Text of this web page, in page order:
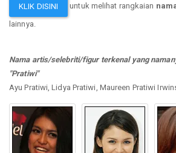
KLIK DISINI untuk melihat rangkaian
lainnya.
Nama artis/selebriti/figur terkenal yang
"Pratiwi"
Ayu Pratiwi, Lidya Pratiwi, Maureen Pratiwi